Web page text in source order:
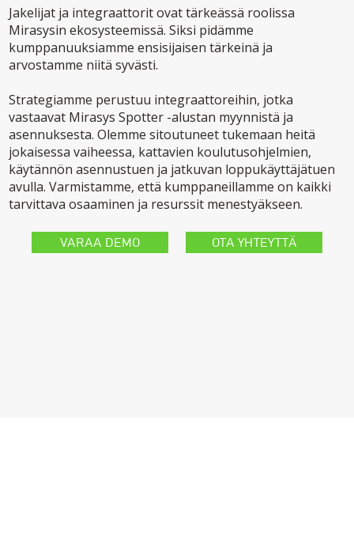
Jakelijat ja integraattorit ovat tärkeässä roolissa
Mirasysin ekosysteemissä. Siksi pidämme
kumppanuuksiamme ensisijaisen tärkeinä ja
arvostamme niitä syvästi.
Strategiamme perustuu integraattoreihin, jotka
vastaavat Mirasys Spotter -alustan myynnistä ja
asennuksesta. Olemme sitoutuneet tukemaan heitä
jokaisessa vaiheessa, kattavien koulutusohjelmien,
käytännön asennustuen ja jatkuvan loppukäyttäjätuen
avulla. Varmistamme, että kumppaneillamme on kaikki
tarvittava osaaminen ja resurssit menestyäkseen.
VARAA DEMO OTA YHTEYTTÄ